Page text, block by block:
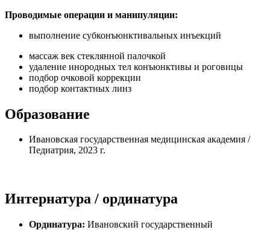
Проводимые операции и манипуляции:
выполнение субконъюнктивальных инъекций
массаж век стеклянной палочкой
удаление инородных тел конъюнктивы и роговицы
подбор очковой коррекции
подбор контактных линз
Образование
Ивановская государственная медицинская академия /
Педиатрия, 2023 г.
Интернатура / ординатура
Ординатура: Ивановский государственный